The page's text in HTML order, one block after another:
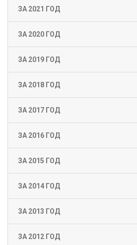
ЗА 2021 ГОД
ЗА 2020 ГОД
ЗА 2019 ГОД
ЗА 2018 ГОД
ЗА 2017 ГОД
ЗА 2016 ГОД
ЗА 2015 ГОД
ЗА 2014 ГОД
ЗА 2013 ГОД
ЗА 2012 ГОД